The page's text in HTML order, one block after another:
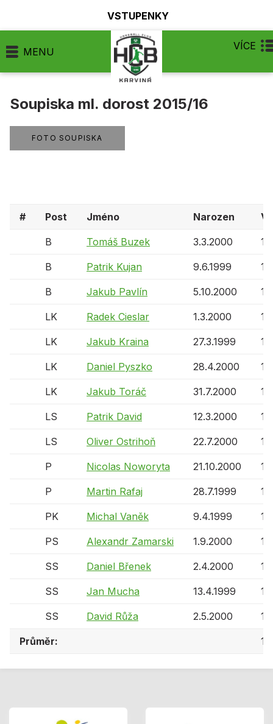
VSTUPENKY
MENU VÍCE
Soupiska ml. dorost 2015/16
FOTO SOUPISKA
# Post Jméno Narozen
B Tomáš Buzek 3.3.2000
B Patrik Kujan 9.6.1999
B Jakub Pavlín 5.10.2000
LK Radek Cieslar 1.3.2000
LK Jakub Kraina 27.3.1999
LK Daniel Pyszko 28.4.2000
LK Jakub Toráč 31.7.2000
LS Patrik David 12.3.2000
LS Oliver Ostrihoň 22.7.2000
P Nicolas Noworyta 21.10.2000
P Martin Rafaj 28.7.1999
PK Michal Vaněk 9.4.1999
PS Alexandr Zamarski 1.9.2000
SS Daniel Břenek 2.4.2000
SS Jan Mucha 13.4.1999
SS David Růža 2.5.2000
Průměr: